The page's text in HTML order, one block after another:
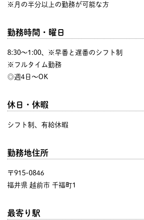
※月の半分以上の勤務が可能な方
勤務時間・曜日
8:30〜1:00、※早番と遅番のシフト制
※フルタイム勤務
◎週4日～OK
休日・休暇
シフト制、有給休暇
勤務地住所
〒915-0846
福井県 越前市 千福町1
最寄り駅